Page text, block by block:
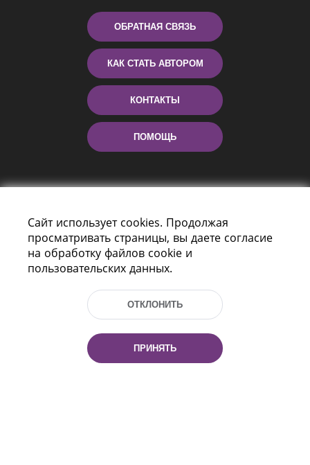
ОБРАТНАЯ СВЯЗЬ
КАК СТАТЬ АВТОРОМ
КОНТАКТЫ
ПОМОЩЬ
Пр-т Независимости 116
Тел.: (+375 17) 368 37 37, Факс: (+375 17)
Эл. почта: inbox@nlb.by
Сайт использует cookies. Продолжая
просматривать страницы, вы даете согласие
на обработку файлов cookie и
пользовательских данных.
ОТКЛОНИТЬ
ПРИНЯТЬ